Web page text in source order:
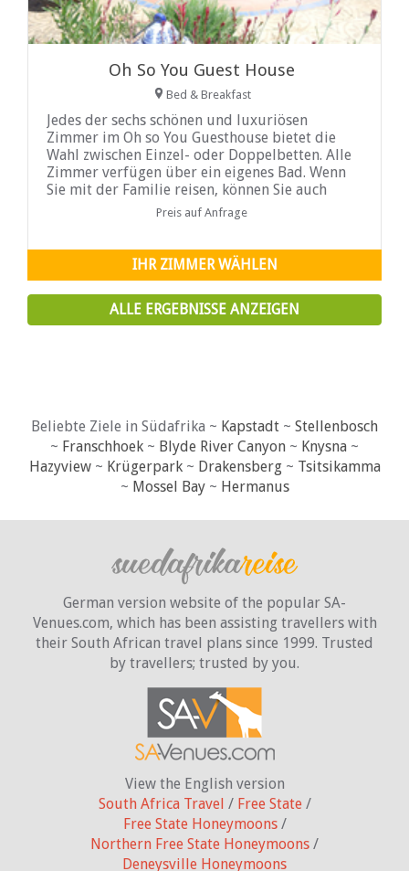
Oh So You Guest House
Bed & Breakfast
Jedes der sechs schönen und luxuriösen
Zimmer im Oh so You Guesthouse bietet die
Wahl zwischen Einzel- oder Doppelbetten. Alle
Zimmer verfügen über ein eigenes Bad. Wenn
Sie mit der Familie reisen, können Sie auch
miteinander verbundene Zimmer buchen.
Einige Zimmer haben Zugang zu unserem
Preis auf Anfrage
IHR ZIMMER WÄHLEN
ALLE ERGEBNISSE ANZEIGEN
Beliebte Ziele in Südafrika ~ Kapstadt ~ Stellenbosch
~ Franschhoek ~ Blyde River Canyon ~ Knysna ~
Hazyview~ Krügerpark~ Drakensberg~ Tsitsikamma
~ Mossel Bay~ Hermanus
German version website of the popular SA-
Venues.com, which has been assisting travellers with
their South African travel plans since 1999. Trusted
by travellers; trusted by you.
View the English version
South Africa Travel / Free State/
Free State Honeymoons/
Northern Free State Honeymoons /
Deneysville Honeymoons